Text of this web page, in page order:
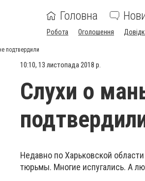
Головна
Робота Оголошення
подтвердили
10:10, 13 листопада 2018 р.
Слухи о
Недавно по Харьковской
тюрьмы. Многие испугались. А